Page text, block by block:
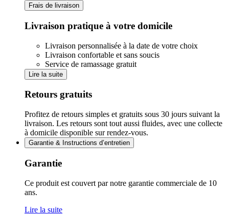
Frais de livraison
Livraison pratique à votre domicile
Livraison personnalisée à la date de votre choix
Livraison confortable et sans soucis
Service de ramassage gratuit
Lire la suite
Retours gratuits
Profitez de retours simples et gratuits sous 30 jours suivant la
livraison. Les retours sont tout aussi fluides, avec une collecte
à domicile disponible sur rendez-vous.
Garantie & Instructions d’entretien
Garantie
Ce produit est couvert par notre garantie commerciale de 10
ans.
Lire la suite